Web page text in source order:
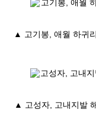
▲ 고기봉, 애월 하귀
▲ 고성자, 고내지발